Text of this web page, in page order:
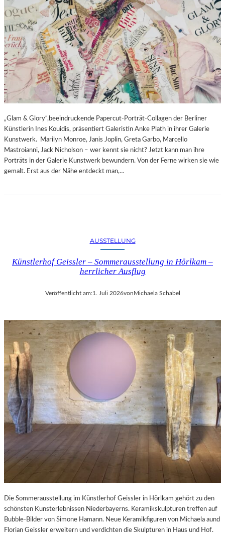
„Glam & Glory“,beeindruckende Papercut-Porträt-Collagen der Berliner
Künstlerin Ines Kouidis, präsentiert Galeristin Anke Plath in ihrer Galerie
Kunstwerk. Marilyn Monroe, Janis Joplin, Greta Garbo, Marcello
Mastroianni, Jack Nicholson – wer kennt sie nicht? Jetzt kann man ihre
Porträts in der Galerie Kunstwerk bewundern. Von der Ferne wirken sie wie
gemalt. Erst aus der Nähe entdeckt man,…
AUSSTELLUNG
Künstlerhof Geissler – Sommerausstellung in Hörlkam –
herrlicher Ausflug
Veröffentlicht am:1. Juli 2026von Michaela Schabel
Die Sommerausstellung im Künstlerhof Geissler in Hörlkam gehört zu den
schönsten Kunsterlebnissen Niederbayerns. Keramikskulpturen treffen auf
Bubble-Bilder von Simone Hamann. Neue Keramikfiguren von Michaela aund
Florian Geissler erweitern und verdichten die Skulpturen in Haus und Hof.